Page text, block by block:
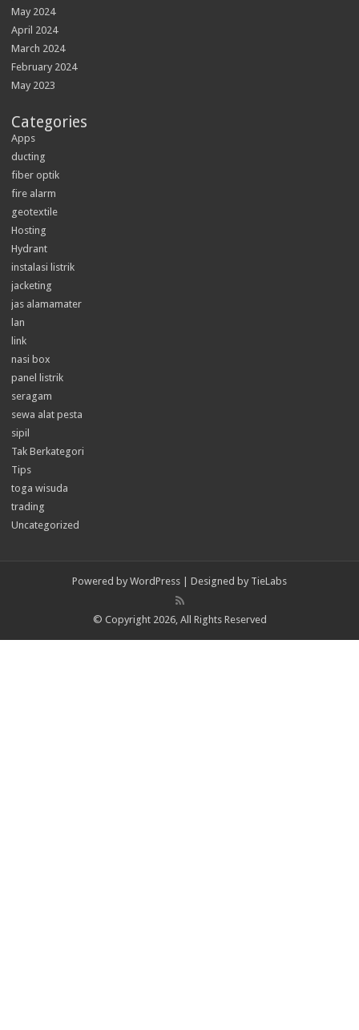
May 2024
April 2024
March 2024
February 2024
May 2023
Categories
Apps
ducting
fiber optik
fire alarm
geotextile
Hosting
Hydrant
instalasi listrik
jacketing
jas alamamater
lan
link
nasi box
panel listrik
seragam
sewa alat pesta
sipil
Tak Berkategori
Tips
toga wisuda
trading
Uncategorized
Powered by WordPress | Designed by TieLabs
© Copyright 2026, All Rights Reserved